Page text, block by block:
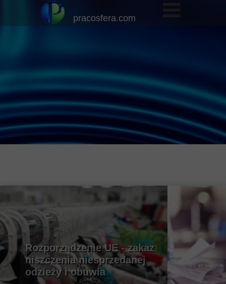
Rozporządzenie UE - zakaz
niszczenia niesprzedanej
odzieży i obuwia
pracosfera.com